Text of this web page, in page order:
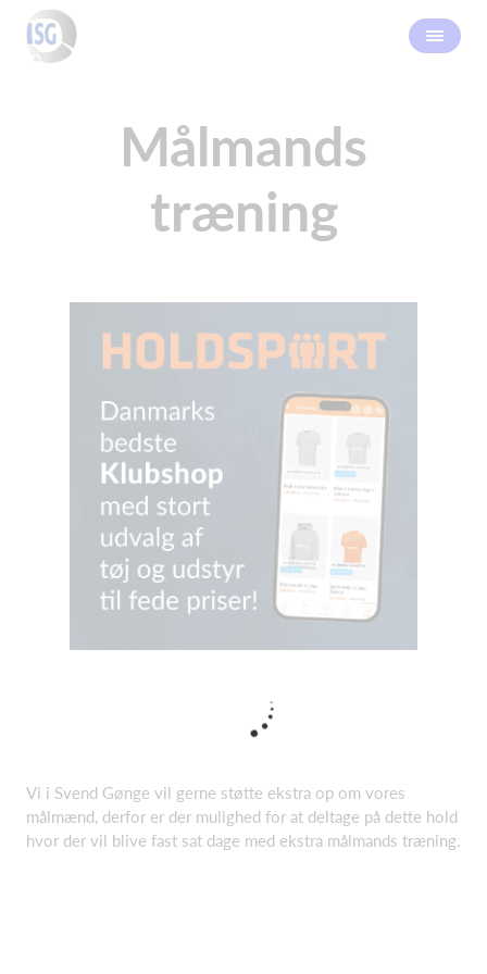
Målmands
træning
Vi i Svend Gønge vil gerne støtte ekstra op om vores
målmænd, derfor er der mulighed for at deltage på dette hold
hvor der vil blive fast sat dage med ekstra målmands træning.